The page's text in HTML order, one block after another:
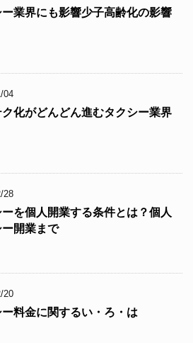
ー業界にも影響少子高齢化の影響
04
化がどんどん進むタクシー業界
28
を個人開業する条件とは？個人
ー開業まで
20
ー料金に関するい・ろ・は